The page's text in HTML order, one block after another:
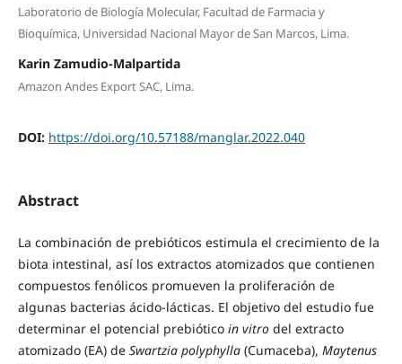
Laboratorio de Biología Molecular, Facultad de Farmacia y
Bioquímica, Universidad Nacional Mayor de San Marcos, Lima.
Karin Zamudio-Malpartida
Amazon Andes Export SAC, Lima.
DOI: https://doi.org/10.57188/manglar.2022.040
Abstract
La combinación de prebióticos estimula el crecimiento de la
biota intestinal, así los extractos atomizados que contienen
compuestos fenólicos promueven la proliferación de
algunas bacterias ácido-lácticas. El objetivo del estudio fue
determinar el potencial prebiótico in vitrodel extracto
atomizado (EA) de Swartzia polyphylla(Cumaceba), Maytenus